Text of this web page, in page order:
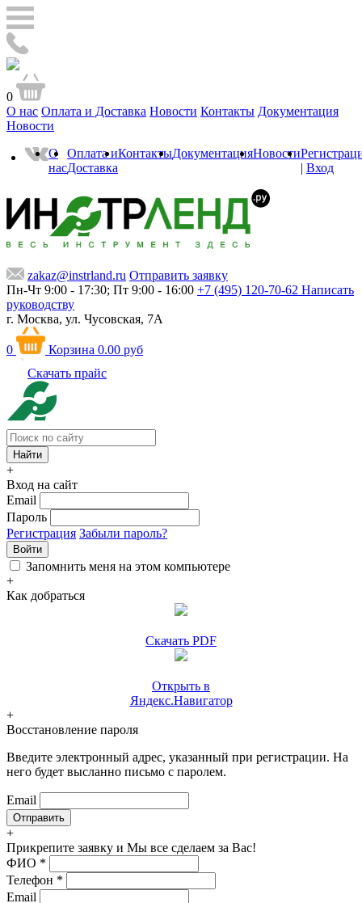
0
О нас Оплата и Доставка Новости Контакты Документация
Новости
О
нас
Оплата и
Доставка
КонтактыДокументацияНовости
| Вход
zakaz@instrland.ru Отправить заявку
Пн-Чт 9:00 - 17:30; Пт 9:00 - 16:00 +7 (495) 120-70-62 Написать
руководству
г. Москва, ул. Чусовская, 7А
0 Корзина 0.00 руб
Скачать прайс
+
Вход на сайт
Email
Пароль
Регистрация Забыли пароль?
Войти
Запомнить меня на этом компьютере
+
Как добраться
Скачать PDF
Открыть в
Яндекс.Навигатор
+
Восстановление пароля
Введите электронный адрес, указанный при регистрации. На
него будет высланно письмо с паролем.
Email
+
Прикрепите заявку и Мы все сделаем за Вас!
ФИО *
Телефон *
Email